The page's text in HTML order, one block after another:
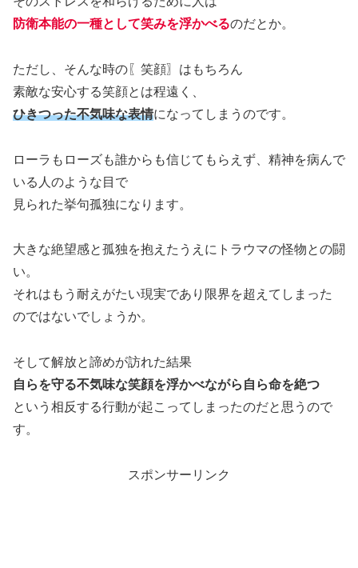
防衛本能の一種として笑みを浮かべるのだとか。
ただし、そんな時の〖笑顔〗はもちろん
素敵な安心する笑顔とは程遠く、
ひきつった不気味な表情になってしまうのです。
ローラもローズも誰からも信じてもらえず、精神を病んで
いる人のような目で
見られた挙句孤独になります。
大きな絶望感と孤独を抱えたうえにトラウマの怪物との闘
い。
それはもう耐えがたい現実であり限界を超えてしまった
のではないでしょうか。
そして解放と諦めが訪れた結果
自らを守る不気味な笑顔を浮かべながら自ら命を絶つ
という相反する行動が起こってしまったのだと思うので
す。
スポンサーリンク